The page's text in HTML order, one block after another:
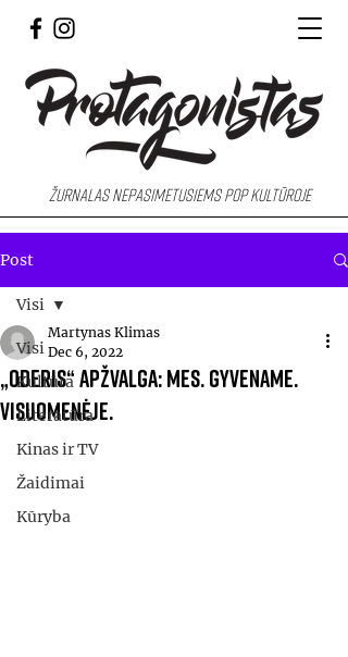
Žurnalas nepasimetusiems pop kultūroje
Post
Visi
Kultūra
Literatūra
Kinas ir TV
Žaidimai
Kūryba
Visi
„Oderis“ apžvalga: MES. GYVENAME.
VISUOMENĖJE.
Martynas Klimas
Dec 6, 2022